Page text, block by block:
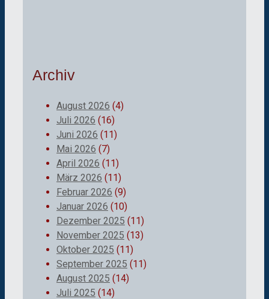
Archiv
August 2026 (4)
Juli 2026 (16)
Juni 2026 (11)
Mai 2026 (7)
April 2026 (11)
März 2026 (11)
Februar 2026 (9)
Januar 2026 (10)
Dezember 2025 (11)
November 2025 (13)
Oktober 2025 (11)
September 2025 (11)
August 2025 (14)
Juli 2025 (14)